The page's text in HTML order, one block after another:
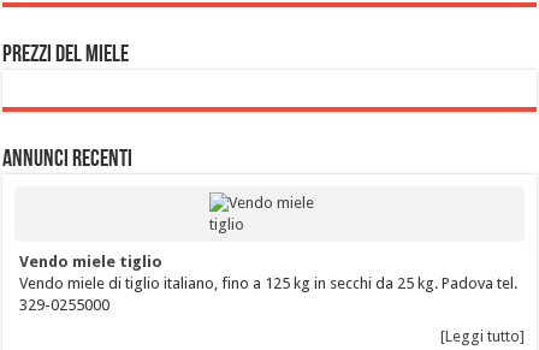
Prezzi del miele
Annunci Recenti
Vendo miele tiglio
Vendo miele di tiglio italiano, fino a 125 kg in secchi da 25 kg. Padova tel.
329-0255000
[Leggi tutto]